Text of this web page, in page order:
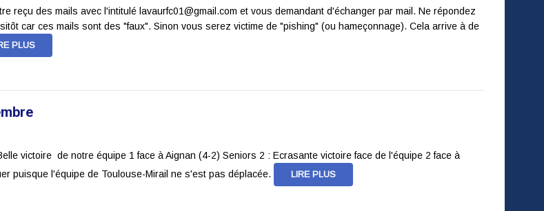
reçu des mails avec l'intitulé lavaurfc01@gmail.com et vous demandant d'échanger par mail. Ne répondez
car ces mails sont des "faux". Sinon vous serez victime de "pishing" (ou hameçonnage). Cela arrive à de
PLUS
victoire de notre équipe 1 face à Aignan (4-2) Seniors 2 : Ecrasante victoire face de l'équipe 2 face à
puisque l'équipe de Toulouse-Mirail ne s'est pas déplacée.
LIRE PLUS